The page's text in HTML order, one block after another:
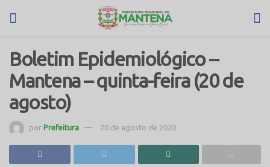
Boletim Epidemiológico –
Mantena – quinta-feira (20 de
agosto)
por Prefeitura 20 de agosto de 2020